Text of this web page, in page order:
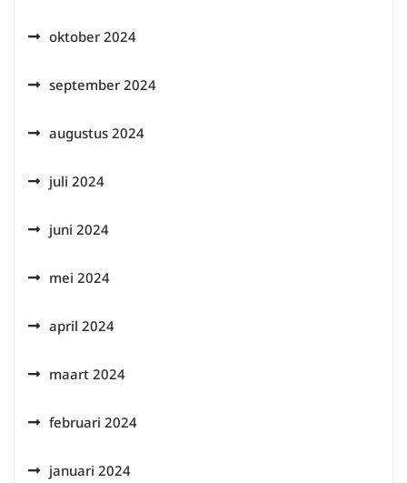
oktober 2024
september 2024
augustus 2024
juli 2024
juni 2024
mei 2024
april 2024
maart 2024
februari 2024
januari 2024